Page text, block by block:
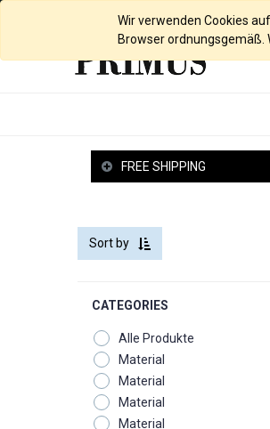
English (UK)Wir verwenden Cookies
Browser ordnungsgemäß.
FREE SHIPPING
Sort by
CATEGORIES
Alle Produkte
Material
Material
Material
Material